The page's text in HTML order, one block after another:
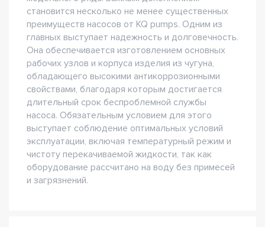
становится несколько не менее существенных
преимуществ насосов от KQ pumps. Одним из
главных выступает надежность и долговечность.
Она обеспечивается изготовлением основных
рабочих узлов и корпуса изделия из чугуна,
обладающего высокими антикоррозионными
свойствами, благодаря которым достигается
длительный срок беспроблемной службы
насоса. Обязательным условием для этого
выступает соблюдение оптимальных условий
эксплуатации, включая температурный режим и
чистоту перекачиваемой жидкости, так как
оборудование рассчитано на воду без примесей
и загрязнений.